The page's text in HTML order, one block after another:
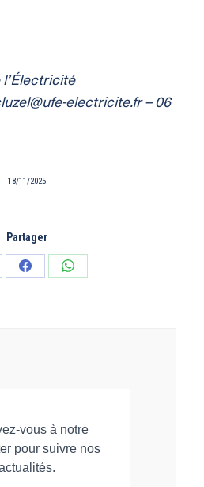
electricite.fr – 06
18/11/2025
Partager
PartagerPartager